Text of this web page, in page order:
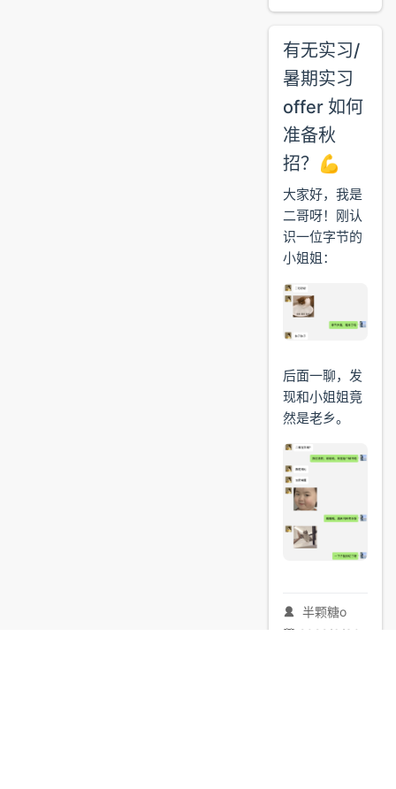
有无实习/
暑期实习
offer 如何
准备秋
招？💪
大家好，我是
二哥呀！刚认
识一位字节的
小姐姐：
后面一聊，发
现和小姐姐竟
然是老乡。
半颗糖o
2022/6/30